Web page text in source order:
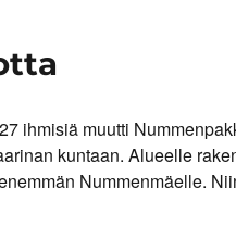
ihmisiä muutti
kuntaan. Alueelle
Nummenmäelle.